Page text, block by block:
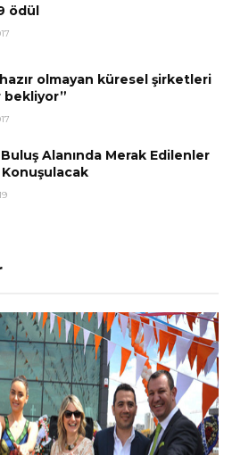
ödül
hazır olmayan küresel şirketleri
bekliyor”
Alanında Merak Edilenler
Konuşulacak